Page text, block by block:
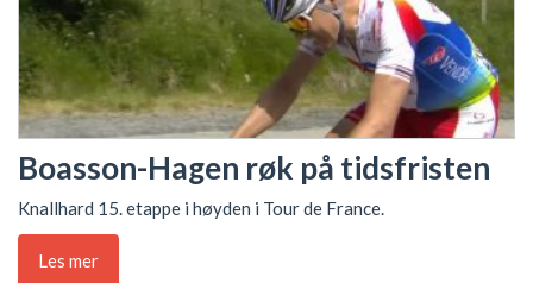
Boasson-Hagen røk på tidsfristen
Knallhard 15. etappe i høyden i Tour de France.
Les mer